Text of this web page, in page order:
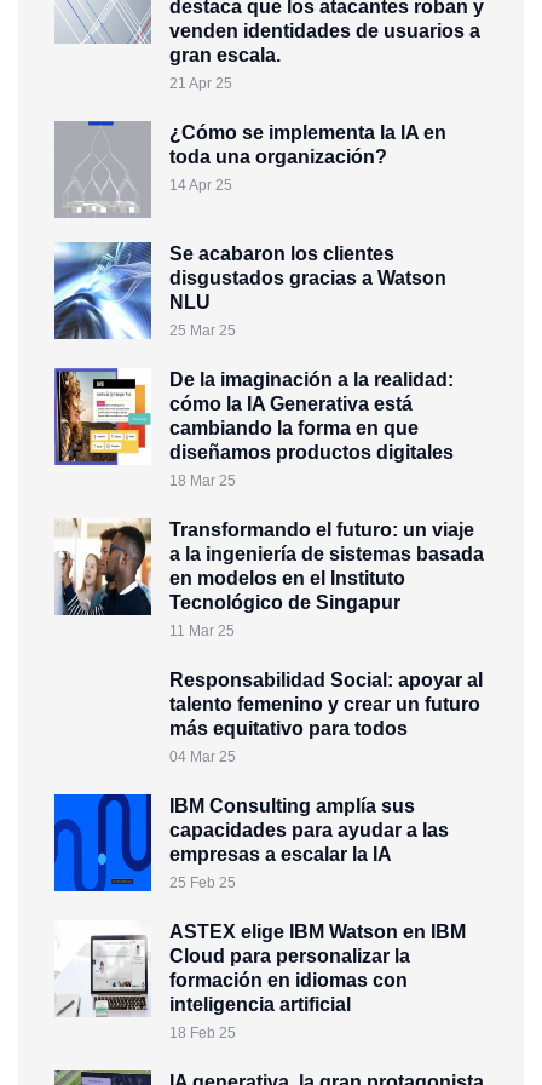
destaca que los atacantes roban y
venden identidades de usuarios a
gran escala.
21 Apr 25
¿Cómo se implementa la IA en
toda una organización?
14 Apr 25
Se acabaron los clientes
disgustados gracias a Watson
NLU
25 Mar 25
De la imaginación a la realidad:
cómo la IA Generativa está
cambiando la forma en que
diseñamos productos digitales
18 Mar 25
Transformando el futuro: un viaje
a la ingeniería de sistemas basada
en modelos en el Instituto
Tecnológico de Singapur
11 Mar 25
Responsabilidad Social: apoyar al
talento femenino y crear un futuro
más equitativo para todos
04 Mar 25
IBM Consulting amplía sus
capacidades para ayudar a las
empresas a escalar la IA
25 Feb 25
ASTEX elige IBM Watson en IBM
Cloud para personalizar la
formación en idiomas con
inteligencia artificial
18 Feb 25